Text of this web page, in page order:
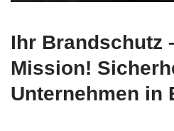
Ihr Brandschutz
Mission!
Unternehmen in